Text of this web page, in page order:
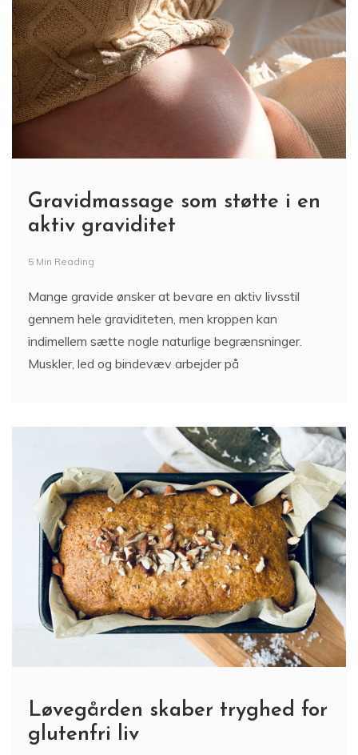
Gravidmassage som støtte i en
aktiv graviditet
5 Min Reading
Mange gravide ønsker at bevare en aktiv livsstil
gennem hele graviditeten, men kroppen kan
indimellem sætte nogle naturlige begrænsninger.
Muskler, led og bindevæv arbejder på
Løvegården skaber tryghed for
glutenfri liv